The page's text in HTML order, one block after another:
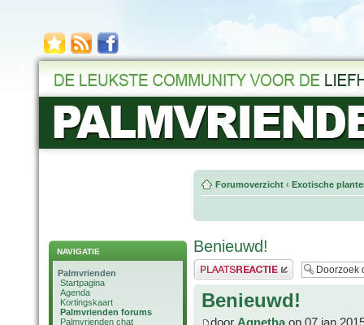
NAVIGATIE
Palmvrienden
Startpagina
Agenda
Kortingskaart
Palmvrienden forums
Palmvrienden chat
Forumoverzicht ‹ Exotische
Benieuwd!
Plaats een reactie
Benieuwd!
door Agnethaop 07 jan